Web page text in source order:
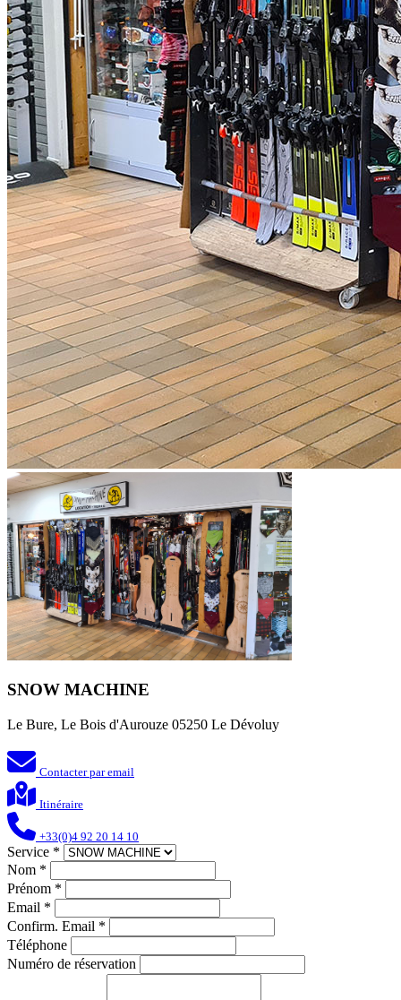
SNOW MACHINE
Le Bure, Le Bois d'Aurouze 05250 Le Dévoluy
Contacter par email
Itinéraire
+33(0)4 92 20 14 10
Service *
Nom *
Prénom *
Email *
Confirm. Email *
Téléphone
Numéro de réservation